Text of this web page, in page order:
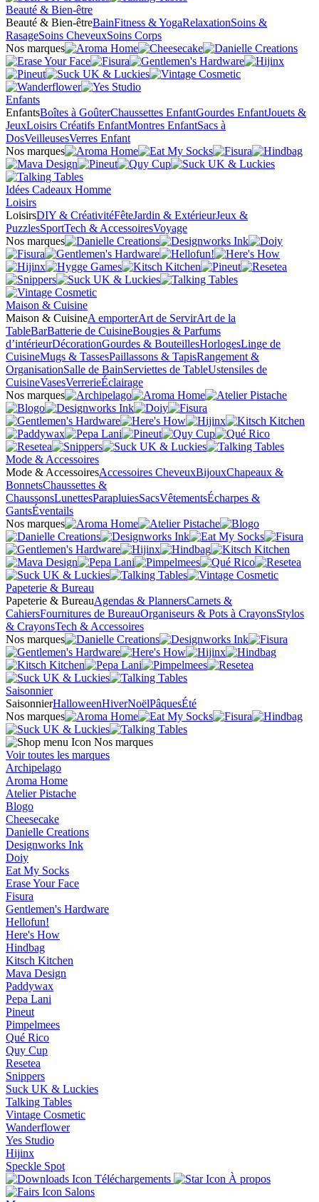
Beauté & Bien-être
Beauté & Bien-êtreBainFitness & YogaRelaxationSoins &
RasageSoins CheveuxSoins Corps
Nos marques
Enfants
EnfantsBoîtes à GoûterChaussettes EnfantGourdes EnfantJouets &
JeuxLoisirs Créatifs EnfantMontres EnfantSacs à
DosVeilleusesVerres Enfant
Nos marques
Idées Cadeaux Homme
Loisirs
LoisirsDIY & CréativitéFêteJardin & ExtérieurJeux &
PuzzlesSportTech & AccessoiresVoyage
Nos marques
Maison & Cuisine
Maison & CuisineA emporterArt de ServirArt de la
TableBarBatterie de CuisineBougies & Parfums
d’intérieurDécorationGourdes & BouteillesHorlogesLinge de
CuisineMugs & TassesPaillassons & TapisRangement &
OrganisationSalle de BainServiettes de TableUstensiles de
CuisineVasesVerrerieÉclairage
Nos marques
Mode & Accessoires
Mode & AccessoiresAccessoires CheveuxBijouxChapeaux &
BonnetsChaussettes &
ChaussonsLunettesParapluiesSacsVêtementsÉcharpes &
GantsÉventails
Nos marques
Papeterie & Bureau
Papeterie & BureauAgendas & PlannersCarnets &
CahiersFournitures de BureauOrganiseurs & Pots à CrayonsStylos
& CrayonsTech & Accessoires
Nos marques
Saisonnier
SaisonnierHalloweenHiverNoëlPâquesÉté
Nos marques
Nos marques
Voir toutes les marques
Archipelago
Aroma Home
Atelier Pistache
Blogo
Cheesecake
Danielle Creations
Designworks Ink
Doiy
Eat My Socks
Erase Your Face
Fisura
Gentlemen's Hardware
Hellofun!
Here's How
Hindbag
Kitsch Kitchen
Mava Design
Paddywax
Pepa Lani
Pineut
Pimpelmees
Qué Rico
Quy Cup
Resetea
Snippers
Suck UK & Luckies
Talking Tables
Vintage Cosmetic
Wanderflower
Yes Studio
Hijinx
Speckle Spot
Téléchargements
À propos
Salons